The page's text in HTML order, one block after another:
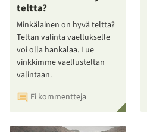
teltta?
Minkälainen on hyvä teltta?
Teltan valinta vaellukselle
voi olla hankalaa. Lue
vinkkimme vaellusteltan
valintaan.
Ei kommentteja